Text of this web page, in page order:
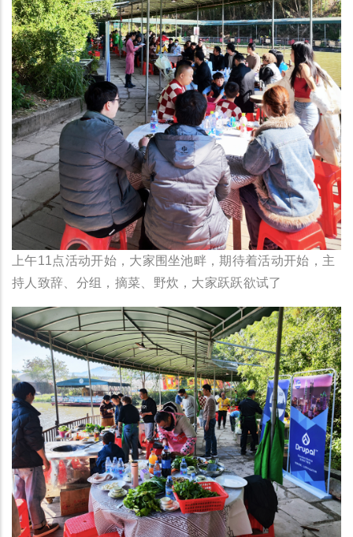
上午11点活动开始，大家围坐池畔，期待着活动开始，主
持人致辞、分组，摘菜、野炊，大家跃跃欲试了